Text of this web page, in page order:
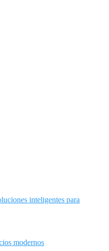
inteligentes para
modernos